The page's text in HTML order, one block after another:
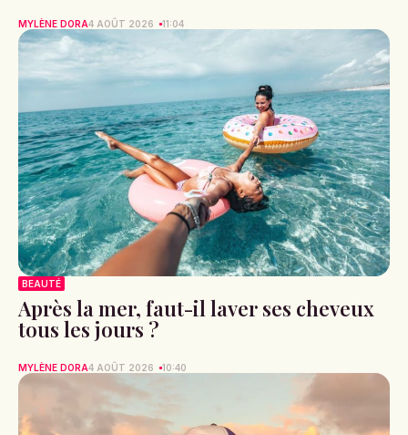
MYLÈNE DORA4 AOÛT 2026 11:04
BEAUTÉ
Après la mer, faut-il laver ses cheveux
tous les jours ?
MYLÈNE DORA4 AOÛT 2026 10:40